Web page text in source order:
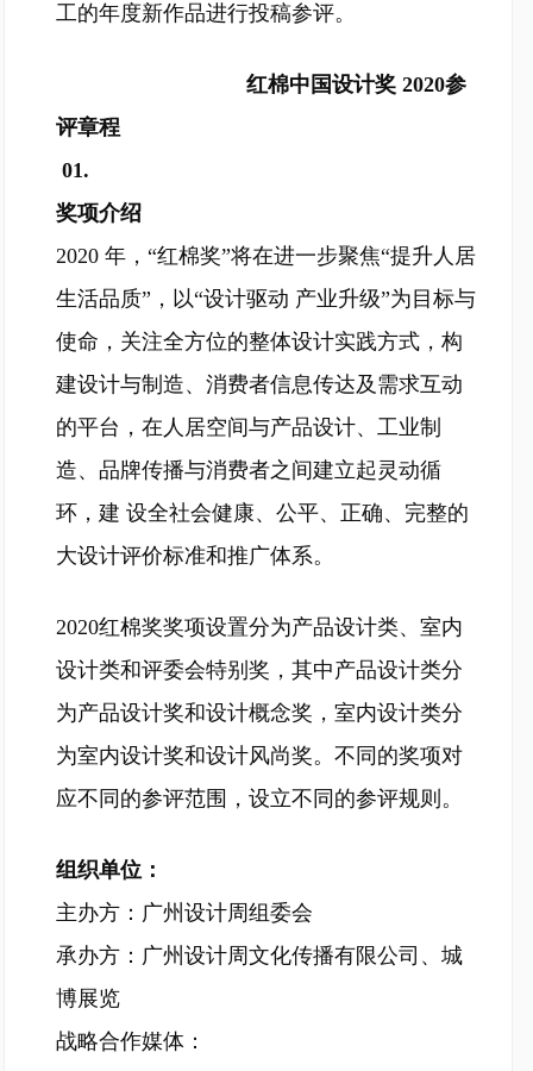
工的年度新作品进行投稿参评。
红棉中国设计奖 2020参
评章程
01.
奖项介绍
2020 年，“红棉奖”将在进一步聚焦“提升人居
生活品质”，以“设计驱动 产业升级”为目标与
使命，关注全方位的整体设计实践方式，构
建设计与制造、消费者信息传达及需求互动
的平台，在人居空间与产品设计、工业制
造、品牌传播与消费者之间建立起灵动循
环，建 设全社会健康、公平、正确、完整的
大设计评价标准和推广体系。
2020红棉奖奖项设置分为产品设计类、室内
设计类和评委会特别奖，其中产品设计类分
为产品设计奖和设计概念奖，室内设计类分
为室内设计奖和设计风尚奖。不同的奖项对
应不同的参评范围，设立不同的参评规则。
组织单位：
主办方：广州设计周组委会
承办方：广州设计周文化传播有限公司、城
博展览
战略合作媒体：